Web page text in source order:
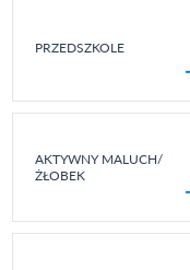
PRZEDSZKOLE
AKTYWNY MALUCH/
ŻŁOBEK